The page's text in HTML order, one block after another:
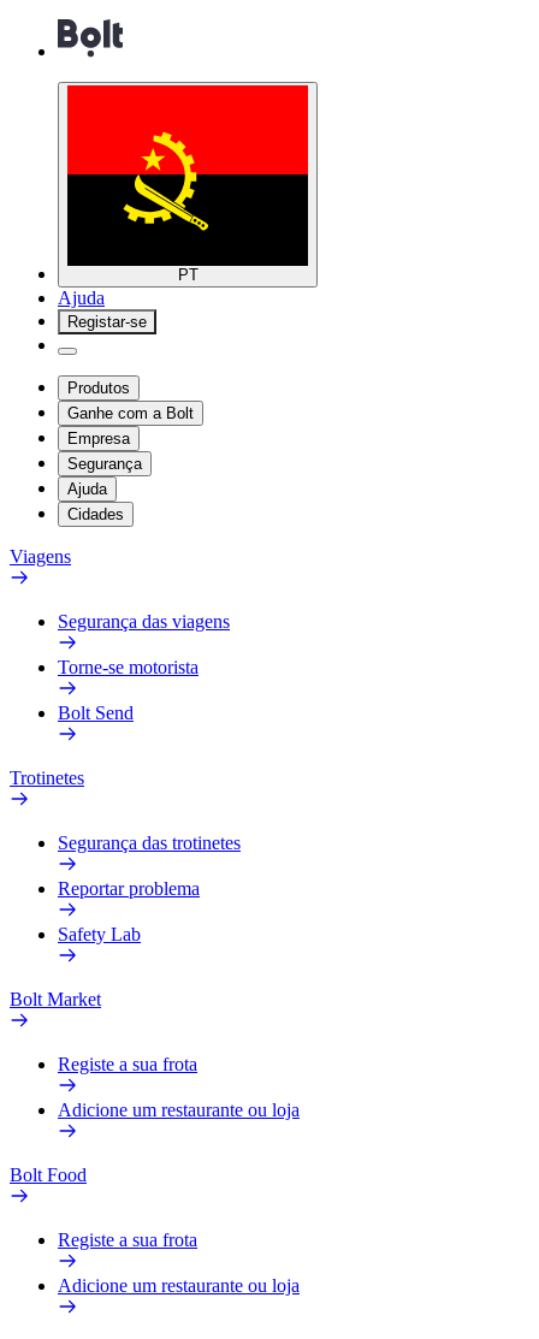
PT
Ajuda
Registar-se
Produtos
Ganhe com a Bolt
Empresa
Segurança
Ajuda
Cidades
Viagens
Segurança das viagens
Torne-se motorista
Bolt Send
Trotinetes
Segurança das trotinetes
Reportar problema
Safety Lab
Bolt Market
Registe a sua frota
Adicione um restaurante ou loja
Bolt Food
Registe a sua frota
Adicione um restaurante ou loja